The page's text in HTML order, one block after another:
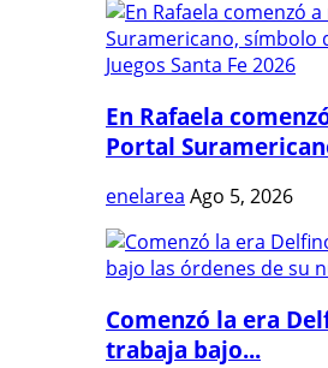
En Rafaela
Portal
enelarea Ago 5, 2026
Comenzó la era
trabaja bajo...